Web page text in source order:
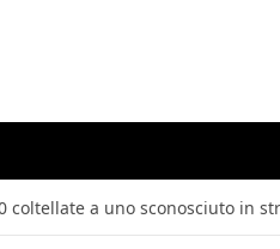
coltellate a uno sconosciuto in